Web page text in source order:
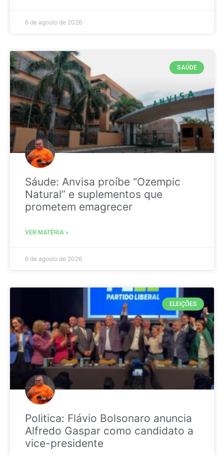
6 de agosto de 2026
SAÚDE
Sáude: Anvisa proíbe “Ozempic
Natural” e suplementos que
prometem emagrecer
VER MATÉRIA »
6 de agosto de 2026
ELEIÇÕES
Politica: Flávio Bolsonaro anuncia
Alfredo Gaspar como candidato a
vice-presidente